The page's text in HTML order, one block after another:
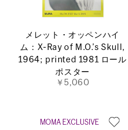
メレット・オッペンハイ
ム：X-Ray of M.O.’s Skull,
1964; printed 1981 ロール
ポスター
￥5,060